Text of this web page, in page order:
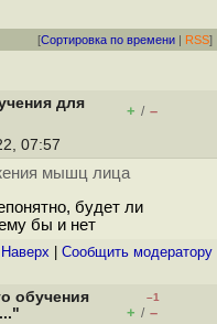
[Сортировка по времени | RSS]
для
+ / –
07:57
мышц лица
будет ли
бы и нет
Наверх Cообщить модератору
обучения
–1
+ / –